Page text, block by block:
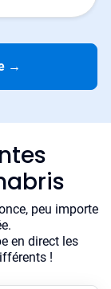
→
peu importe
en direct les
!